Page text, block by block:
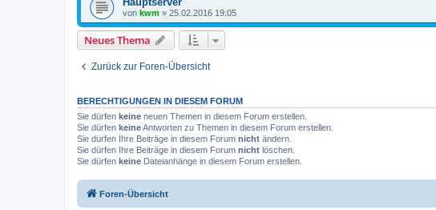
von kwm » 25.02.2016 19:05
Neues Thema
Zurück zur Foren-Übersicht
BERECHTIGUNGEN IN DIESEM FORUM
Sie dürfen keine neuen Themen in diesem Forum erstellen.
Sie dürfen keineAntworten zu Themen in diesem Forum erstellen.
Sie dürfen Ihre Beiträge in diesem Forum nicht ändern.
Sie dürfen Ihre Beiträge in diesem Forum nicht löschen.
Sie dürfen keine Dateianhänge in diesem Forum erstellen.
Foren-Übersicht